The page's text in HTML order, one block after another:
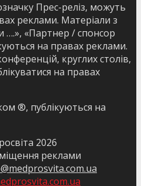
Прес-реліз, можуть
реклами. Матеріали з
….», «Партнер / спонсор
на правах реклами.
круглих столів,
на правах
®, публікуються на
2026
реклами